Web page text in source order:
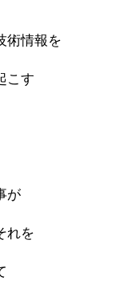
術情報を
こす
が
れを